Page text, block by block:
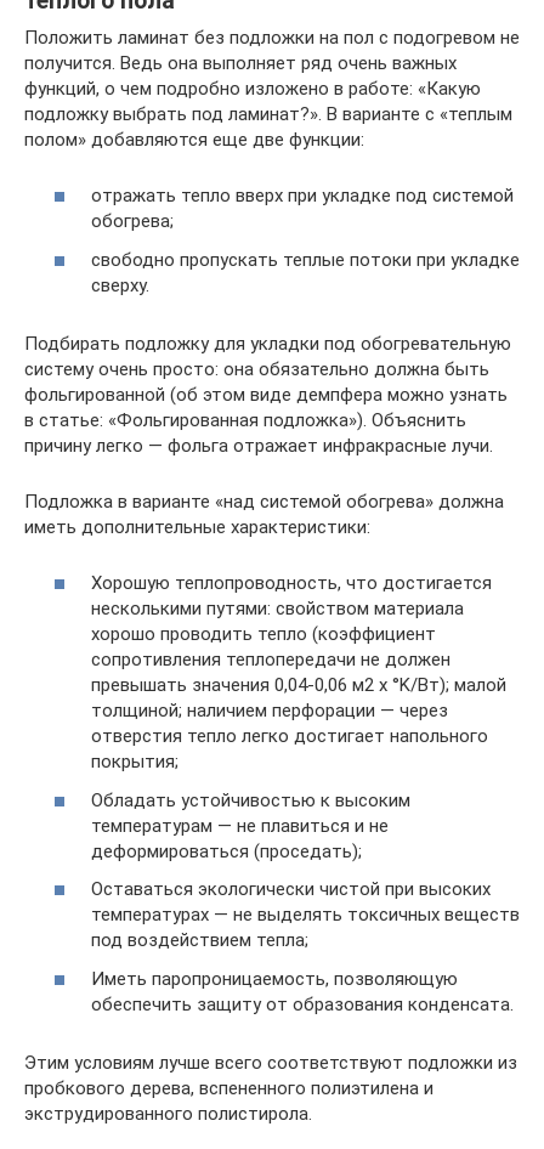
Положить ламинат без подложки на пол с подогревом не
получится. Ведь она выполняет ряд очень важных
функций, о чем подробно изложено в работе: «Какую
подложку выбрать под ламинат?». В варианте с «теплым
полом» добавляются еще две функции:
отражать тепло вверх при укладке под системой
обогрева;
свободно пропускать теплые потоки при укладке
сверху.
Подбирать подложку для укладки под обогревательную
систему очень просто: она обязательно должна быть
фольгированной (об этом виде демпфера можно узнать
в статье: «Фольгированная подложка»). Объяснить
причину легко — фольга отражает инфракрасные лучи.
Подложка в варианте «над системой обогрева» должна
иметь дополнительные характеристики:
Хорошую теплопроводность, что достигается
несколькими путями: свойством материала
хорошо проводить тепло (коэффициент
сопротивления теплопередачи не должен
превышать значения 0,04-0,06 м2 х °K/Вт); малой
толщиной; наличием перфорации — через
отверстия тепло легко достигает напольного
покрытия;
Обладать устойчивостью к высоким
температурам — не плавиться и не
деформироваться (проседать);
Оставаться экологически чистой при высоких
температурах — не выделять токсичных веществ
под воздействием тепла;
Иметь паропроницаемость, позволяющую
обеспечить защиту от образования конденсата.
Этим условиям лучше всего соответствуют подложки из
пробкового дерева, вспененного полиэтилена и
экструдированного полистирола.